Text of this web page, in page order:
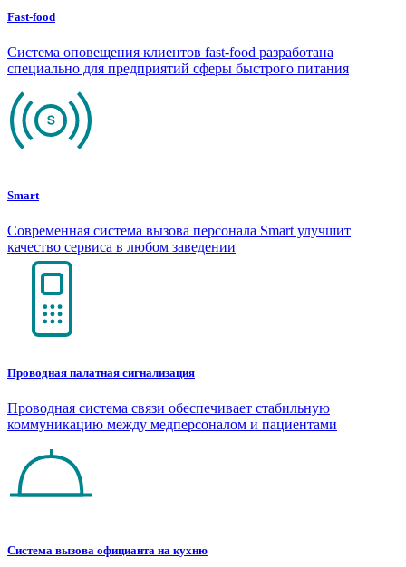
Fast-food
Система оповещения клиентов fast-food разработана
специально для предприятий сферы быстрого питания
Smart
Современная система вызова персонала Smart улучшит
качество сервиса в любом заведении
Проводная палатная сигнализация
Проводная система связи обеспечивает стабильную
коммуникацию между медперсоналом и пациентами
Система вызова официанта на кухню